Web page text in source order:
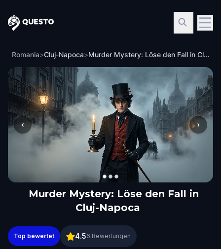
Questo
Romania>Cluj-Napoca> Murder Mystery: Löse den Fall in Cluj-Napoca
‹ ›
Murder Mystery: Löse den Fall in
Cluj-Napoca
Murder Mystery: Löse den Fall in Cluj-Napoca
Top bewertet 4.56 Bewertungen